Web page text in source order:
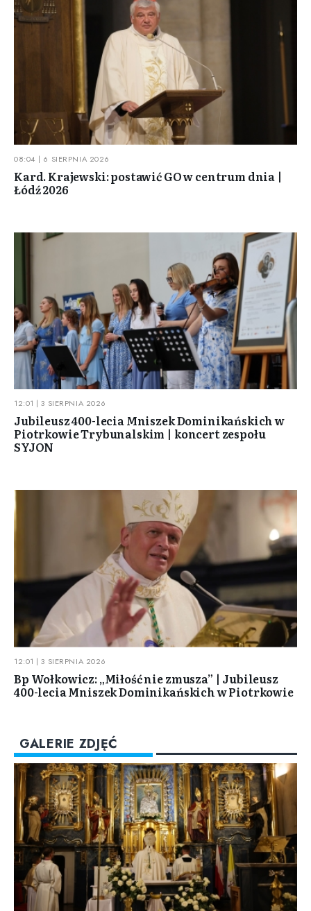
08:04 | 6 SIERPNIA 2026
Kard. Krajewski: postawić GO w centrum dnia |
Łódź 2026
12:01 | 3 SIERPNIA 2026
Jubileusz 400-lecia Mniszek Dominikańskich w
Piotrkowie Trybunalskim | koncert zespołu
SYJON
12:01 | 3 SIERPNIA 2026
Bp Wołkowicz: „Miłość nie zmusza” | Jubileusz
400-lecia Mniszek Dominikańskich w Piotrkowie
GALERIE ZDJĘĆ